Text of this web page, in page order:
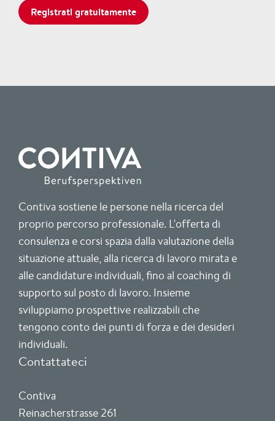
Contiva sostiene le persone nella ricerca del
proprio percorso professionale. L'offerta di
consulenza e corsi spazia dalla valutazione della
situazione attuale, alla ricerca di lavoro mirata e
alle candidature individuali, fino al coaching di
supporto sul posto di lavoro. Insieme
sviluppiamo prospettive realizzabili che
tengono conto dei punti di forza e dei desideri
individuali.
Contattateci
Contiva
Reinacherstrasse 261